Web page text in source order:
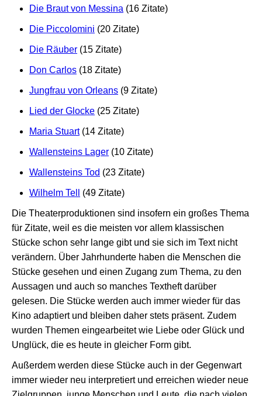
Die Braut von Messina (16 Zitate)
Die Piccolomini (20 Zitate)
Die Räuber (15 Zitate)
Don Carlos (18 Zitate)
Jungfrau von Orleans (9 Zitate)
Lied der Glocke (25 Zitate)
Maria Stuart(14 Zitate)
Wallensteins Lager (10 Zitate)
Wallensteins Tod (23 Zitate)
Wilhelm Tell (49 Zitate)
Die Theaterproduktionen sind insofern ein großes Thema
für Zitate, weil es die meisten vor allem klassischen
Stücke schon sehr lange gibt und sie sich im Text nicht
verändern. Über Jahrhunderte haben die Menschen die
Stücke gesehen und einen Zugang zum Thema, zu den
Aussagen und auch so manches Textheft darüber
gelesen. Die Stücke werden auch immer wieder für das
Kino adaptiert und bleiben daher stets präsent. Zudem
wurden Themen eingearbeitet wie Liebe oder Glück und
Unglück, die es heute in gleicher Form gibt.
Außerdem werden diese Stücke auch in der Gegenwart
immer wieder neu interpretiert und erreichen wieder neue